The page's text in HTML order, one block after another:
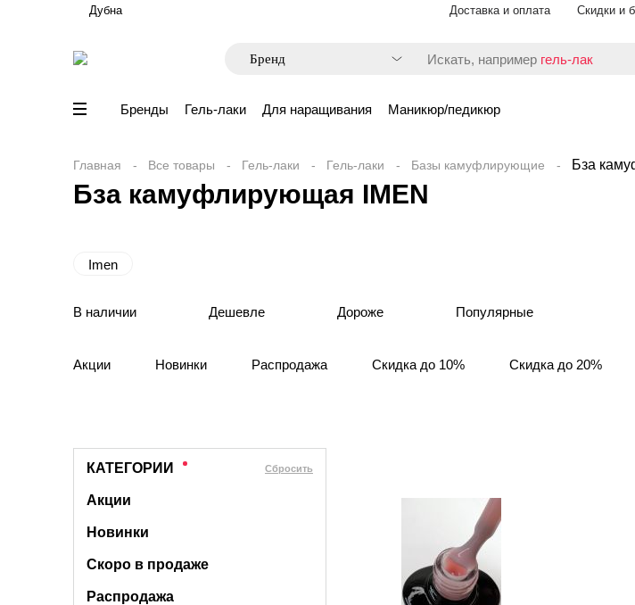
Дубна Доставка и оплата Скидки и
Искать, например гель-лак
Бренды Гель-лаки Для наращивания Маникюр/педикюр
Главная Все товары Гель-лаки Гель-лаки Базы камуфлирующие Бза
Бза камуфлирующая IMEN
Imen
В наличии Дешевле Дороже Популярные
Акции Новинки Распродажа Скидка до 10% Скидка до 20%
КАТЕГОРИИ Cбросить
Акции
Новинки
Скоро в продаже
Распродажа